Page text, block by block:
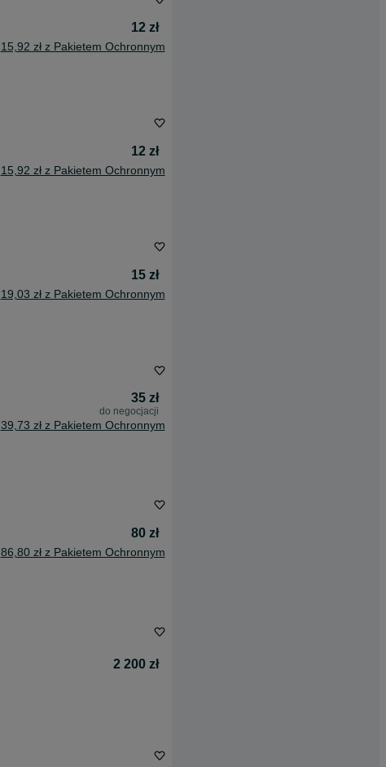
12 zł
15,92 zł z Pakietem Ochronnym
12 zł
15,92 zł z Pakietem Ochronnym
15 zł
19,03 zł z Pakietem Ochronnym
35 zł
do negocjacji
39,73 zł z Pakietem Ochronnym
80 zł
86,80 zł z Pakietem Ochronnym
2 200 zł